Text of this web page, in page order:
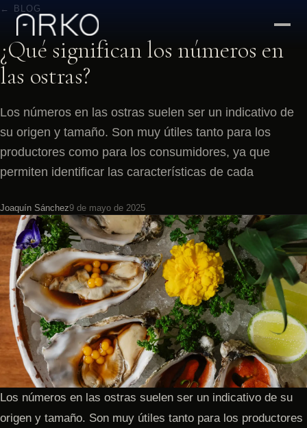
← BLOG
¿Qué significan los números en
las ostras?
Los números en las ostras suelen ser un indicativo de
su origen y tamaño. Son muy útiles tanto para los
productores como para los consumidores, ya que
permiten identificar las características de cada
Joaquín Sánchez9 de mayo de 2025
Los números en las ostras suelen ser un indicativo de su
origen y tamaño. Son muy útiles tanto para los productores